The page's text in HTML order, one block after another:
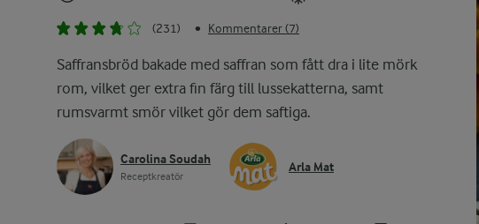
(231) • Kommentarer (7)
Saffransbröd bakade med saffran som fått dra i lite mörk
rom, vilket ger extra fin färg till lussekatterna, samt
rumsvarmt smör vilket gör dem saftiga.
Carolina Soudah
Receptkreatör
Arla Mat